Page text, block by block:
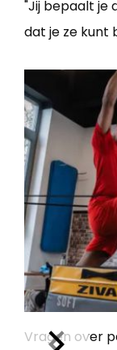
"Jij bepaalt je
dat je ze kunt
Vragen over